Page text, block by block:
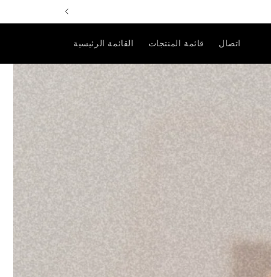
المحتوى
القائمة الرئيسية قائمة المنتجات اتصال